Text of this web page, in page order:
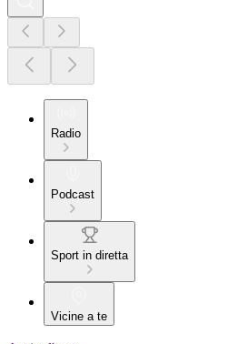
Radio
Podcast
Sport in diretta
Vicine a te